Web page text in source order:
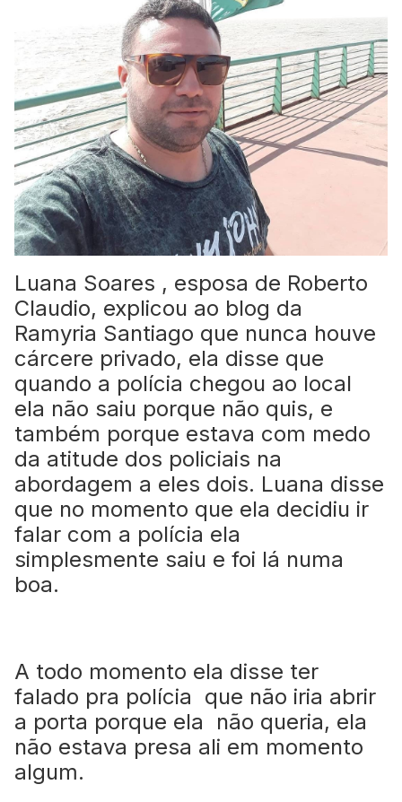
Luana Soares , esposa de Roberto
Claudio, explicou ao blog da
Ramyria Santiago que nunca houve
cárcere privado, ela disse que
quando a polícia chegou ao local
ela não saiu porque não quis, e
também porque estava com medo
da atitude dos policiais na
abordagem a eles dois. Luana disse
que no momento que ela decidiu ir
falar com a polícia ela
simplesmente saiu e foi lá numa
boa.
A todo momento ela disse ter
falado pra polícia que não iria abrir
a porta porque ela não queria, ela
não estava presa ali em momento
algum.